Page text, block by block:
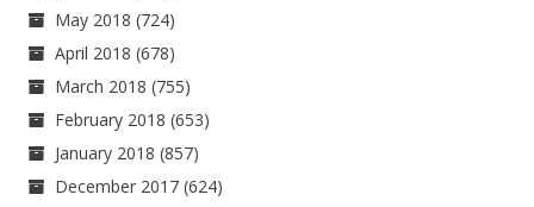
May 2018 (724)
April 2018 (678)
March 2018 (755)
February 2018 (653)
January 2018 (857)
December 2017 (624)